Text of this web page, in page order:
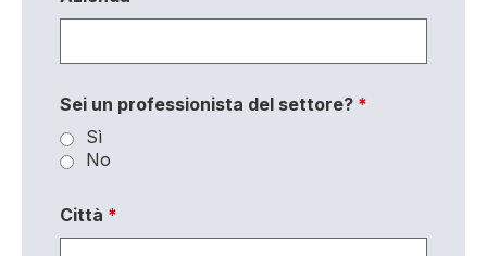
Sei un professionista del settore? *
Sì
No
Città *